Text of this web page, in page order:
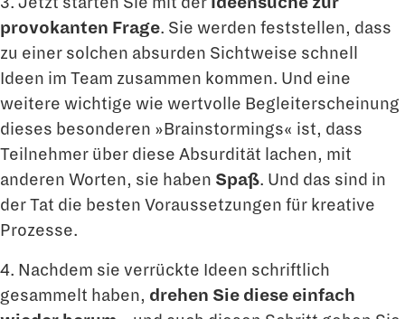
provokanten Frage. Sie werden feststellen, dass
zu einer solchen absurden Sichtweise schnell
Ideen im Team zusammen kommen. Und eine
weitere wichtige wie wertvolle Begleiterscheinung
dieses besonderen »Brainstormings« ist, dass
Teilnehmer über diese Absurdität lachen, mit
anderen Worten, sie haben Spaß. Und das sind in
der Tat die besten Voraussetzungen für kreative
Prozesse.
4. Nachdem sie verrückte Ideen schriftlich
gesammelt haben, drehen Sie diese einfach